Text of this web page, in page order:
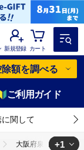
新規登録 カート
除額を調べる
ご利用ガイド
に関して
大阪府泉佐野市
+1